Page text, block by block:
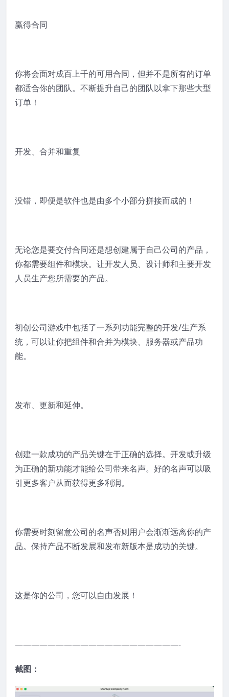
赢得合同
你将会面对成百上千的可用合同，但并不是所有的订单
都适合你的团队。不断提升自己的团队以拿下那些大型
订单！
开发、合并和重复
没错，即便是软件也是由多个小部分拼接而成的！
无论您是要交付合同还是想创建属于自己公司的产品，
你都需要组件和模块。让开发人员、设计师和主要开发
人员生产您所需要的产品。
初创公司游戏中包括了一系列功能完整的开发/生产系
统，可以让你把组件和合并为模块、服务器或产品功
能。
发布、更新和延伸。
创建一款成功的产品关键在于正确的选择。开发或升级
为正确的新功能才能给公司带来名声。好的名声可以吸
引更多客户从而获得更多利润。
你需要时刻留意公司的名声否则用户会渐渐远离你的产
品。保持产品不断发展和发布新版本是成功的关键。
这是你的公司，您可以自由发展！
————————————————————-
截图：